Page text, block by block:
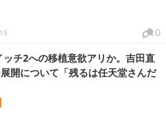
0
ッチ2への移植意欲アリか。吉田直
開について「残るは任天堂さんだ